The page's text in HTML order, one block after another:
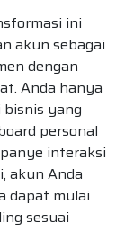
ini
akun sebagai
dengan
Anda hanya
yang
personal
interaksi
akun Anda
dapat mulai
sesuai